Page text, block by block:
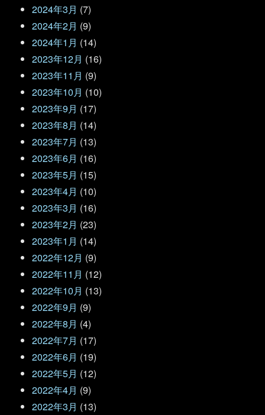
2024年3月 (7)
2024年2月 (9)
2024年1月 (14)
2023年12月 (16)
2023年11月 (9)
2023年10月 (10)
2023年9月 (17)
2023年8月 (14)
2023年7月 (13)
2023年6月 (16)
2023年5月 (15)
2023年4月 (10)
2023年3月 (16)
2023年2月 (23)
2023年1月 (14)
2022年12月 (9)
2022年11月 (12)
2022年10月 (13)
2022年9月 (9)
2022年8月 (4)
2022年7月 (17)
2022年6月 (19)
2022年5月 (12)
2022年4月 (9)
2022年3月 (13)